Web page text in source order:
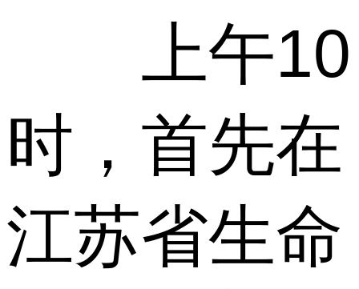
上午10
时，首先在
江苏省生命